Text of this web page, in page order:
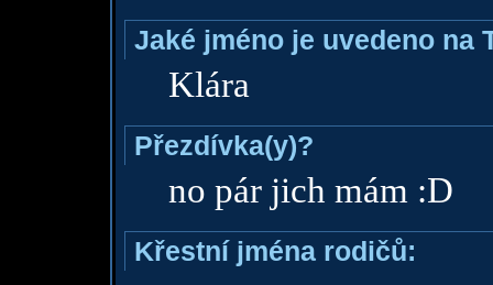
Jaké jméno je uvedeno na
Klára
Přezdívka(y)?
no pár jich mám :D
Křestní jména rodičů: